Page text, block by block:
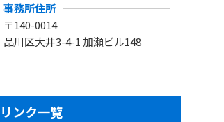
事務所住所
〒140-0014
品川区大井3-4-1 加瀬ビル148
リンク一覧